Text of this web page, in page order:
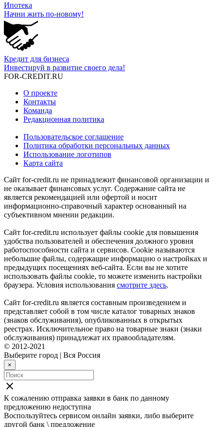
Ипотека
Начни жить по-новому!
Кредит для бизнеса
Инвестируй в развитие своего дела!
FOR-CREDIT.RU
О проекте
Контакты
Команда
Редакционная политика
Пользовательское соглашение
Политика обработки персональных данных
Использование логотипов
Карта сайта
Сайт for-credit.ru не принадлежит финансовой организации и
не оказывает финансовых услуг. Содержание сайта не
является рекомендацией или офертой и носит
информационно-справочный характер основанный на
субъективном мнении редакции.
Сайт for-credit.ru использует файлы cookie для повышения
удобства пользователей и обеспечения должного уровня
работоспособности сайта и сервисов. Cookie называются
небольшие файлы, содержащие информацию о настройках и
предыдущих посещениях веб-сайта. Если вы не хотите
использовать файлы cookie, то можете изменить настройки
браузера. Условия использования смотрите здесь.
Сайт for-credit.ru является составным произведением и
представляет собой в том числе каталог товарных знаков
(знаков обслуживания), опубликованных в открытых
реестрах. Исключительное право на товарные знаки (знаки
обслуживания) принадлежат их правообладателям.
© 2012-2021
Выберите город | Вся Россия
×
close
К сожалению отправка заявки в банк по данному
предложению недоступна
Воспользуйтесь сервисом онлайн заявки, либо выберите
другой банк \ предложение